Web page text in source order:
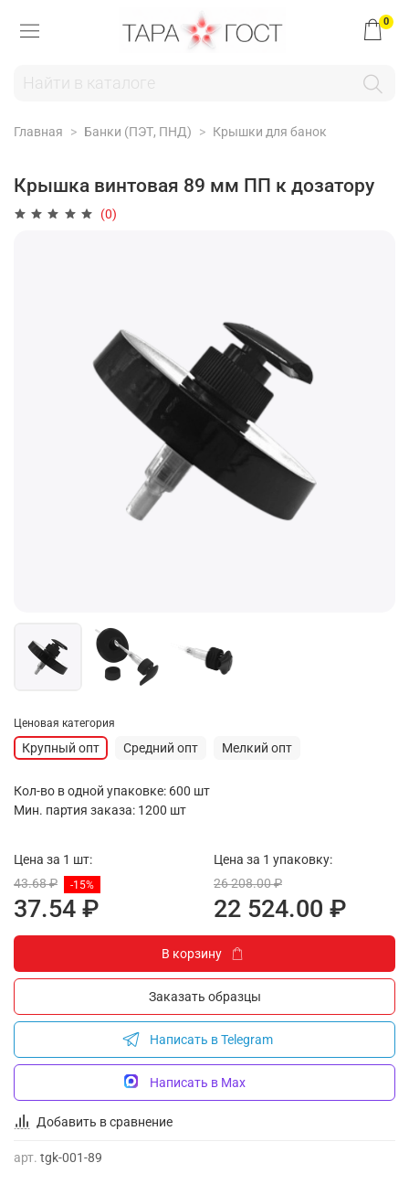
0
Главная Банки (ПЭТ, ПНД) Крышки для банок
Крышка винтовая 89 мм ПП к дозатору
(0)
Добавить в сравнение
арт. tgk-001-89
Ценовая категория
Крупный опт Средний опт Мелкий опт
Кол-во в одной упаковке: 600 шт
Мин. партия заказа: 1200 шт
Цена за 1 шт:
43.68 ₽
37.54 ₽
-15%
Цена за 1 упаковку:
26 208.00 ₽
22 524.00 ₽
В корзину
Заказать образцы
Написать в Telegram
Написать в Max